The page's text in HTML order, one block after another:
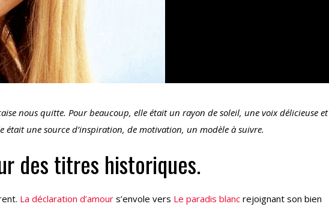
nous quitte. Pour beaucoup, elle était un rayon de soleil, une voix délicieuse et
était une source d’inspiration, de motivation, un modèle à suivre.
des titres historiques.
La déclaration d’amour s’envole vers Le paradis blanc rejoignant son bien